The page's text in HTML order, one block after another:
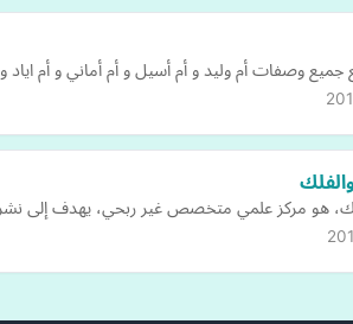
وصفات أم وليد و أم أسيل و أم أماني و أم اياد
هو مركز علمي متخصص غير ربحي، يهدف إلى نشر